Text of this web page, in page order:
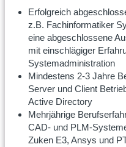
Erfolgreich
z.B. Fachinformatiker
eine abgeschlossene
mit einschlägiger
Systemadministration
Mindestens 2-3 Jahre
Server und Client
Active Directory
Mehrjährige
CAD- und PLM-
Zuken E3, Ansys und